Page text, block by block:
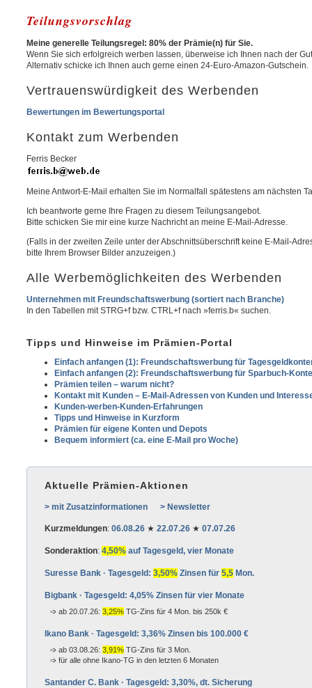
Teilungsvorschlag
Meine generelle Teilungsregel: 80% der Prämie(n) für Sie.
Wenn Sie sich erfolgreich werben lassen, überweise ich Ihnen nach der
Alternativ schicke ich Ihnen auch gerne einen 24-Euro-Amazon-Gutschein.
Vertrauenswürdigkeit des Werbenden
Bewertungen im Bewertungsportal
Kontakt zum Werbenden
Ferris Becker
Meine Antwort-E-Mail erhalten Sie im Normalfall spätestens am nächsten
Ich beantworte gerne Ihre Fragen zu diesem Teilungsangebot.
Bitte schicken Sie mir eine kurze Nachricht an meine E-Mail-Adresse.
(Falls in der zweiten Zeile unter der Abschnittsüberschrift keine E-Mail-
bitte Ihrem Browser Bilder anzuzeigen.)
Alle Werbemöglichkeiten des Werbenden
Unternehmen mit Freundschaftswerbung (sortiert nach Branche)
In den Tabellen mit STRG+f bzw. CTRL+f nach »ferris.b« suchen.
Tipps und Hinweise im Prämien-Portal
Einfach anfangen (1): Freundschaftswerbung für
Einfach anfangen (2): Freundschaftswerbung für Sparbuch-
Prämien teilen – warum nicht?
Kontakt mit Kunden – E-Mail-Adressen von Kunden und
Kunden-werben-Kunden-Erfahrungen
Tipps und Hinweise in Kurzform
Prämien für eigene Konten und Depots
Bequem informiert (ca. eine E-Mail pro Woche)
Aktuelle Prämien-Aktionen
> mit Zusatzinformationen > Newsletter
Kurzmeldungen:06.08.26 ★22.07.26 ★07.07.26
Sonderaktion:4,50% auf Tagesgeld, vier Monate
Suresse Bank · Tagesgeld:3,50% Zinsen für5,5 Mon.
Bigbank · Tagesgeld: 4,05% Zinsen für vier Monate
ab 20.07.26:3,25% TG-Zins für 4 Mon. bis 250k €
Ikano Bank · Tagesgeld: 3,36% Zinsen bis 100.000 €
ab 03.08.26:3,91% TG-Zins für 3 Mon.
für alle ohne Ikano-TG in den letzten 6 Monaten
Santander C. Bank · Tagesgeld: 3,30%, dt. Sicherung